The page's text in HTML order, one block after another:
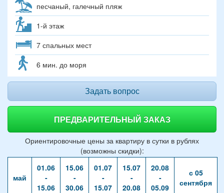
песчаный, галечный пляж
1-й этаж
7 спальных мест
6 мин. до моря
Задать вопрос
ПРЕДВАРИТЕЛЬНЫЙ ЗАКАЗ
Ориентировочные цены за квартиру в сутки в рублях
(возможны скидки):
май
01.06
-
15.06
15.06
-
30.06
01.07
-
15.07
15.07
-
20.08
20.08
-
05.09
с 05
сентября